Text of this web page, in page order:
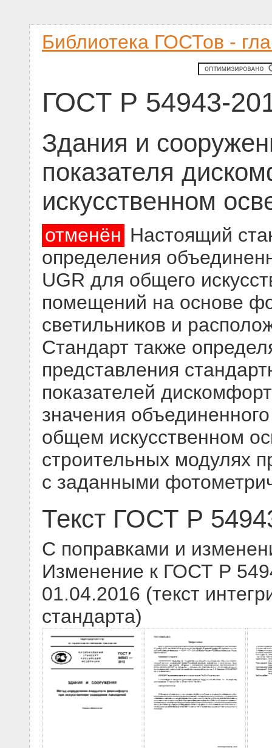
Библиотека ГОСТов -
ГОСТ Р 54943-
Здания и
показателя
искусственном
отменён Настоящий
определения
UGR для общего
помещений на основе
светильников и
Стандарт также
представления
показателей
значения
общем искусственном
строительных модулях
с заданными
Текст ГОСТ Р
С поправками и
Изменение к ГОСТ Р
01.04.2016 (текст
стандарта)